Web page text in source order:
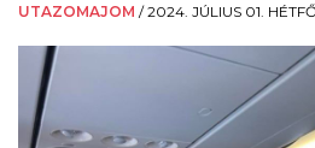
UTAZOMAJOM /2024. JÚLIUS 01.